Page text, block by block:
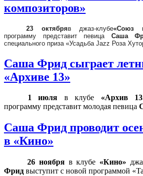
композиторов»
23 октябряв джаз-клубе«Союз
программу представит певица Саша
специального приза «Усадьба Jazz Роза
Саша Фрид сыграет
«Архиве 13»
1 июля в клубе «Архив
программу представит молодая певица
Саша Фрид проводит
в «Кино»
26 ноябряв клубе «Кино»
Фрид выступит с новой программой